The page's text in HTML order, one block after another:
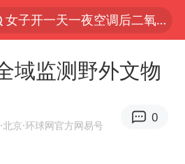
女子开一天一夜空调后二氧化碳中毒
泰国枪击案凶手先杀祖父母后行凶
域监测野外文物
·北京·环球网官方网易号
0